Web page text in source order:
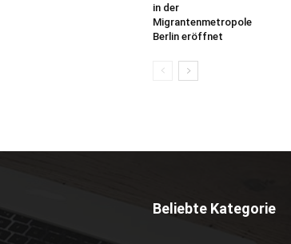
in der
Migrantenmetropole
Berlin eröffnet
Beliebte Kategorie